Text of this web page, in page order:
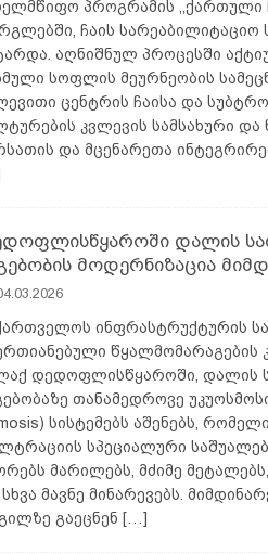
პროგრამის ,,ქართული
ჩაის სარეაბილიტაციო
აღნიშნულ პროცესში
სოფლის მეურნეობის
ცენტრის ჩაისა და
კვლევის სამსახური და
და მცენარეთა
დალის
მოდერნიზაცია
ინფრასტრუქტურის
წყალმომარაგების
დედოფლისწყაროში, დალის
თანამედროვე
სისტემებს აშენებს,
სპეციალური
მარილებს, მძიმე
მავნე მინარევებს.
გაეცნენ […]